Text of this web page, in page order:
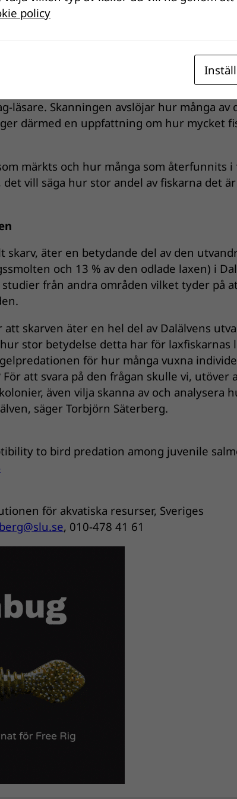
med så kallade
ID som placeras i fiskens bukhåla.
från 24 000 odlade och märkta smolt
2019 och 2021 fångades, PIT tag-
Under tre höstar skannades sedan ett
läsare. Skanningen avslöjar hur många av
därmed en uppfattning om hur mycket
märkts och hur många som återfunnits
vill säga hur stor andel av fiskarna det
skarv, äter en betydande del av den
och 13 % av den odlade laxen) i
från andra områden vilket tyder på
skarven äter en hel del av Dalälvens
stor betydelse detta har för laxfiskarnas
för hur många vuxna
att svara på den frågan skulle vi, utöver
även vilja skanna av och analysera
säger Torbjörn Säterberg.
to bird predation among juvenile
för akvatiska resurser, Sveriges
, 010-478 41 61
policy